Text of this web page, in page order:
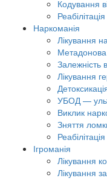
Кодування
Наркоманія
Лікування
Метадонова
Залежність
Лікування
УБОД —
Виклик
Зняття
Ігроманія
Лікування
Лікування